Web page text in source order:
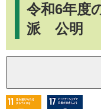
令和6年度
派 公明